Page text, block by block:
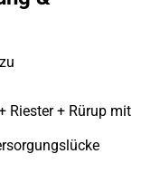
Riester + Rürup mit